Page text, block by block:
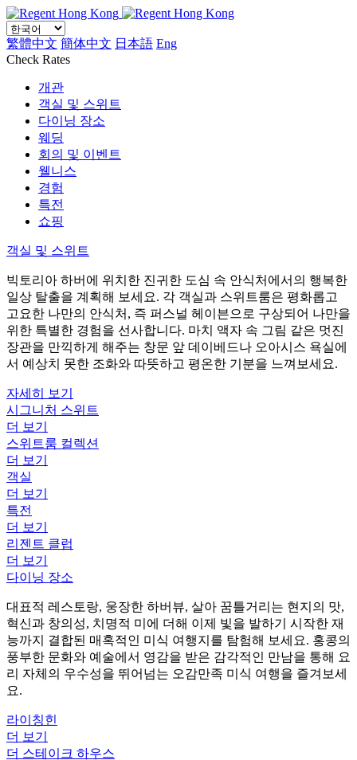
繁體中文 簡体中文 日本語 Eng
Check Rates
개관
객실 및 스위트
다이닝 장소
웨딩
회의 및 이벤트
웰니스
경험
특전
쇼핑
객실 및 스위트
빅토리아 하버에 위치한 진귀한 도심 속 안식처에서의 행복한
일상 탈출을 계획해 보세요. 각 객실과 스위트룸은 평화롭고
고요한 나만의 안식처, 즉 퍼스널 헤이븐으로 구상되어 나만을
위한 특별한 경험을 선사합니다. 마치 액자 속 그림 같은 멋진
장관을 만끽하게 해주는 창문 앞 데이베드나 오아시스 욕실에
서 예상치 못한 조화와 따뜻하고 평온한 기분을 느껴보세요.
자세히 보기
시그니처 스위트
더 보기
스위트룸 컬렉션
더 보기
객실
더 보기
특전
더 보기
리젠트 클럽
더 보기
다이닝 장소
대표적 레스토랑, 웅장한 하버뷰, 살아 꿈틀거리는 현지의 맛,
혁신과 창의성, 치명적 미에 더해 이제 빛을 발하기 시작한 재
능까지 결합된 매혹적인 미식 여행지를 탐험해 보세요. 홍콩의
풍부한 문화와 예술에서 영감을 받은 감각적인 만남을 통해 요
리 자체의 우수성을 뛰어넘는 오감만족 미식 여행을 즐겨보세
요.
라이칭힌
더 보기
더 스테이크 하우스